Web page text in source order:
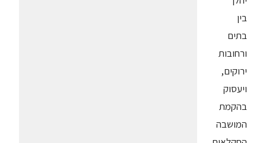
בין
בתים
ורחובות
ירוקים,
ויעסוק
בהקמת
המושבה